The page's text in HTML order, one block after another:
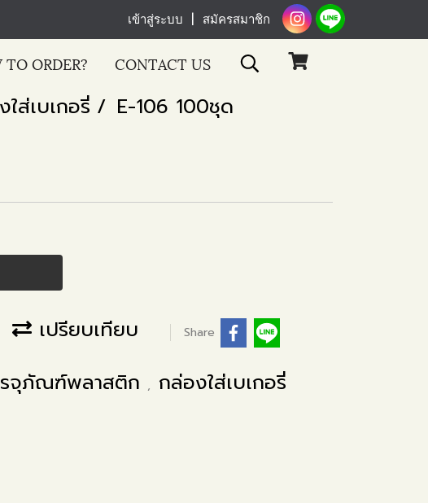
เข้าสู่ระบบ สมัครสมาชิก
ORDER? CONTACT US
ส่เบเกอรี่ E-106 100ชุด
เปรียบเทียบ Share
จุภัณฑ์พลาสติก , กล่องใส่เบเกอรี่